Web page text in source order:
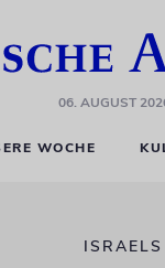
06. AUGUST
WOCHE